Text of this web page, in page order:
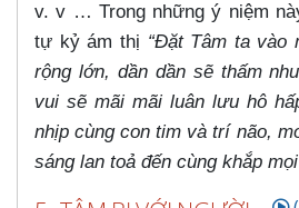
v. v …​ Trong những ý niệm
tự kỷ ám thị “Đặt Tâm ta vào
rộng lớn, dần dần sẽ thấm
vui sẽ mãi mãi luân lưu hô
nhịp cùng con tim và trí não,
sáng lan toả đến cùng khắp